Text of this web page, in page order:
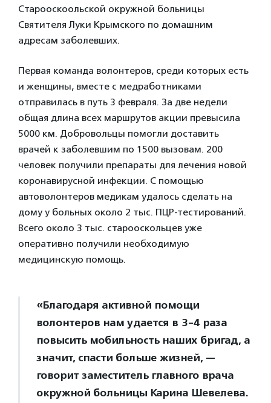
Старооскоольской окружной больницы
Святителя Луки Крымского по домашним
адресам заболевших.
Первая команда волонтеров, среди которых есть
и женщины, вместе с медработниками
отправилась в путь 3 февраля. За две недели
общая длина всех маршрутов акции превысила
5000 км. Добровольцы помогли доставить
врачей к заболевшим по 1500 вызовам. 200
человек получили препараты для лечения новой
коронавирусной инфекции. С помощью
автоволонтеров медикам удалось сделать на
дому у больных около 2 тыс. ПЦР-тестирований.
Всего около 3 тыс. старооскольцев уже
оперативно получили необходимую
медицинскую помощь.
«Благодаря активной помощи
волонтеров нам удается в 3-4 раза
повысить мобильность наших бригад, а
значит, спасти больше жизней, —
говорит заместитель главного врача
окружной больницы Карина Шевелева.